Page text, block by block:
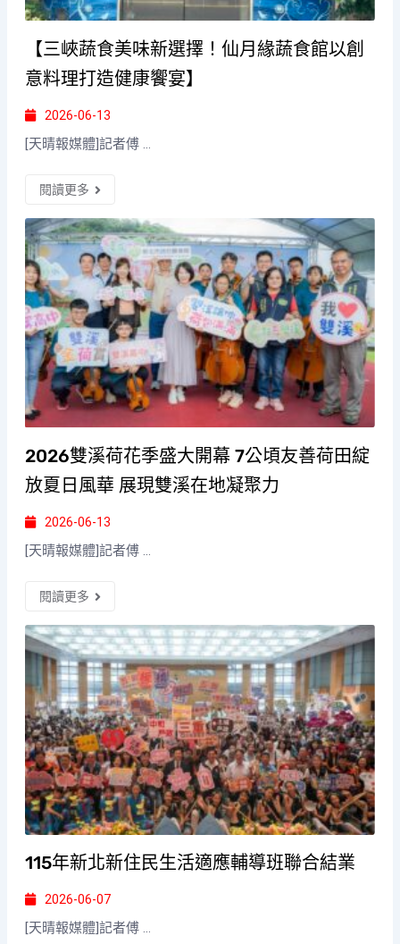
【三峽蔬食美味新選擇！仙月緣蔬食館以創
意料理打造健康饗宴】
2026-06-13
[天晴報媒體]記者傅 ...
閱讀更多
2026雙溪荷花季盛大開幕 7公頃友善荷田綻
放夏日風華 展現雙溪在地凝聚力
2026-06-13
[天晴報媒體]記者傅 ...
閱讀更多
115年新北新住民生活適應輔導班聯合結業
2026-06-07
[天晴報媒體]記者傅 ...